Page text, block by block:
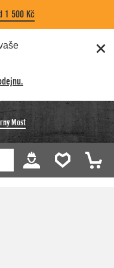
1 500 Kč
Most